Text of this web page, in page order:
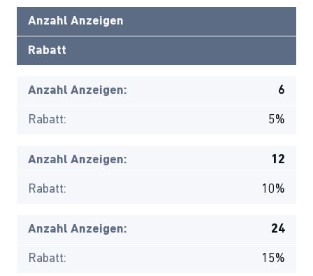
Anzahl Anzeigen
Rabatt
Anzahl Anzeigen: 6
Rabatt: 5%
Anzahl Anzeigen: 12
Rabatt: 10%
Anzahl Anzeigen: 24
Rabatt: 15%